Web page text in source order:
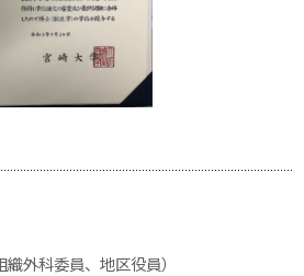
外科委員、地区役員）